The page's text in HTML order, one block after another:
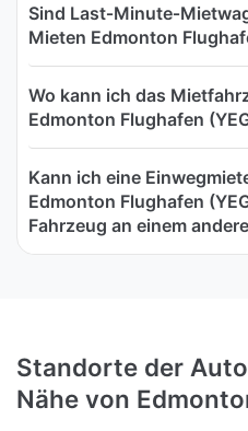
Sind
Mieten Edmonton
Wo kann ich das
Edmonton Flughafen
Kann ich eine
Edmonton Flughafen
Fahrzeug an einem
Standorte der
Nähe von